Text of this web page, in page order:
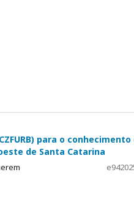
para o conhecimento
de Santa Catarina